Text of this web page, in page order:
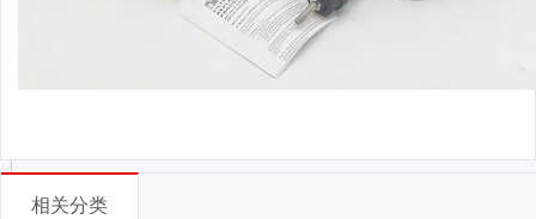
相关分类